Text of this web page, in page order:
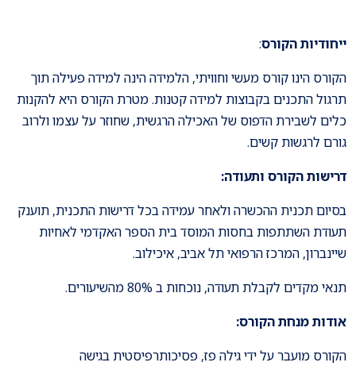
ייחודיות הקורס:
הקורס הינו קורס מעשי וחוויתי, הלמידה הינה למידה פעילה תוך
תרגול התכנים בקבוצות למידה קטנות. מטרת הקורס היא להקנות
כלים לשבירת הדפוס של האכילה הרגשית, שחוזר על עצמו ולרוב
גורם לרגשות קשים.
דרישות הקורס ותעודה:
בסיום תכנית ההכשרה ולאחר עמידה בכל דרישות התכנית, תוענק
תעודת השתתפות בחסות המוסד בית הספר האקדמי לאחיות
שיינברון, המרכז הרפואי תל אביב, איכילוב.
תנאי מקדים לקבלת תעודה, נוכחות ב 80% מהשיעורים.
אודות מנחת הקורס:
הקורס מועבר על ידי גילה פז, פסיכותרפיסטית בגישה